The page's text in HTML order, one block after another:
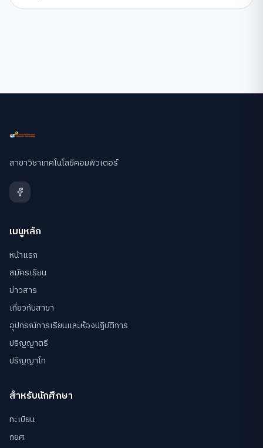
สาขาวิชาเทคโนโลยีคอมพิวเตอร์
เมนูหลัก
หน้าแรก
สมัครเรียน
ข่าวสาร
เกี่ยวกับสาขา
อุปกรณ์การเรียนและห้องปฏิบัติการ
ปริญญาตรี
ปริญญาโท
สำหรับนักศึกษา
ทะเบียน
กยศ.